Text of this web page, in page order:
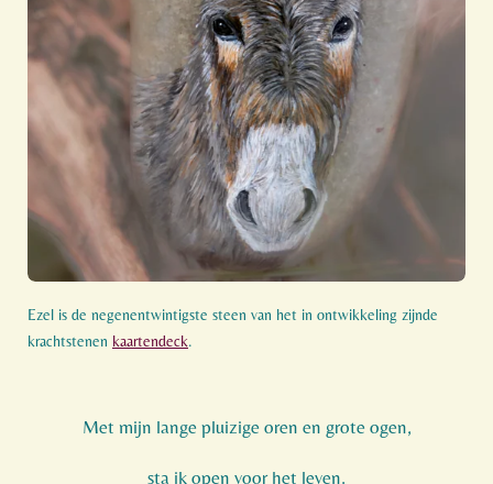
Ezel is de negenentwintigste steen van het in ontwikkeling zijnde
krachtstenen kaartendeck.
Met mijn lange pluizige oren en grote ogen,
sta ik open voor het leven.